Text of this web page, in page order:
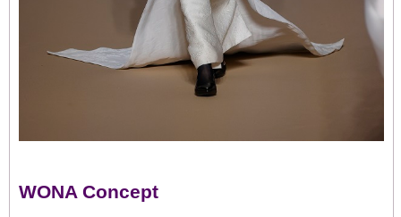
WONA Concept